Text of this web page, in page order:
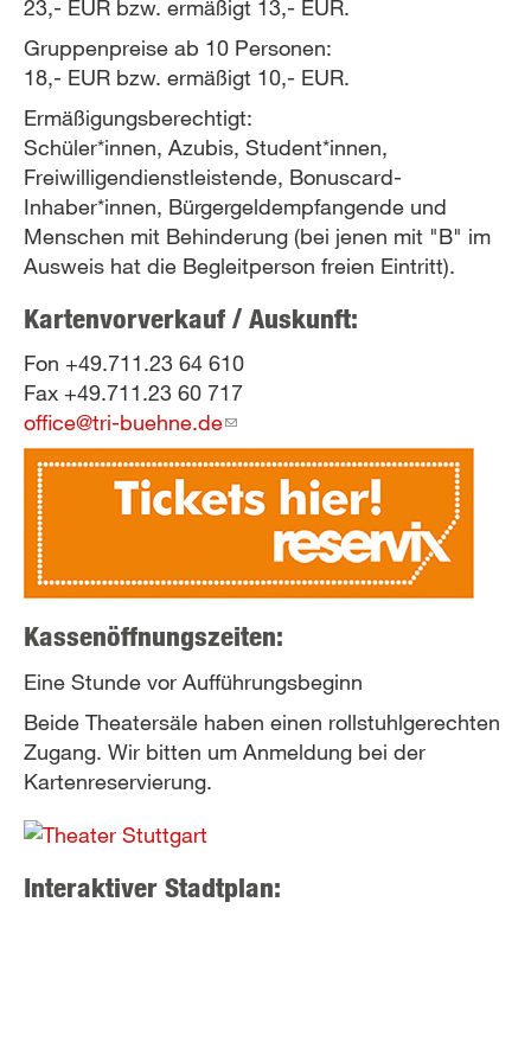
23,- EUR bzw. ermäßigt 13,- EUR.
Gruppenpreise ab 10 Personen:
18,- EUR bzw. ermäßigt 10,- EUR.
Ermäßigungsberechtigt:
Schüler*innen, Azubis, Student*innen,
Freiwilligendienstleistende, Bonuscard-
Inhaber*innen, Bürgergeldempfangende und
Menschen mit Behinderung (bei jenen mit "B" im
Ausweis hat die Begleitperson freien Eintritt).
Kartenvorverkauf / Auskunft:
Fon +49.711.23 64 610
Fax +49.711.23 60 717
office@tri-buehne.de(link
sends
e-
mail)
Kassenöffnungszeiten:
Eine Stunde vor Aufführungsbeginn
Beide Theatersäle haben einen rollstuhlgerechten
Zugang. Wir bitten um Anmeldung bei der
Kartenreservierung.
Interaktiver Stadtplan: